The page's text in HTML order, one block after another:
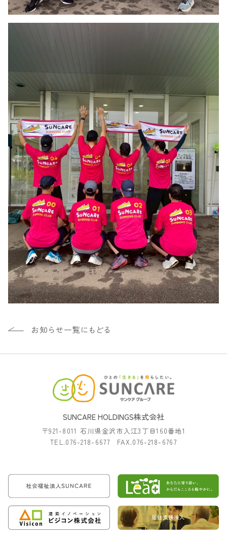
SUNCARE HOLDINGS株式会社
〒921-8011 石川県金沢市入江3丁目160番地1
TEL.076-218-6677 FAX.076-218-6767